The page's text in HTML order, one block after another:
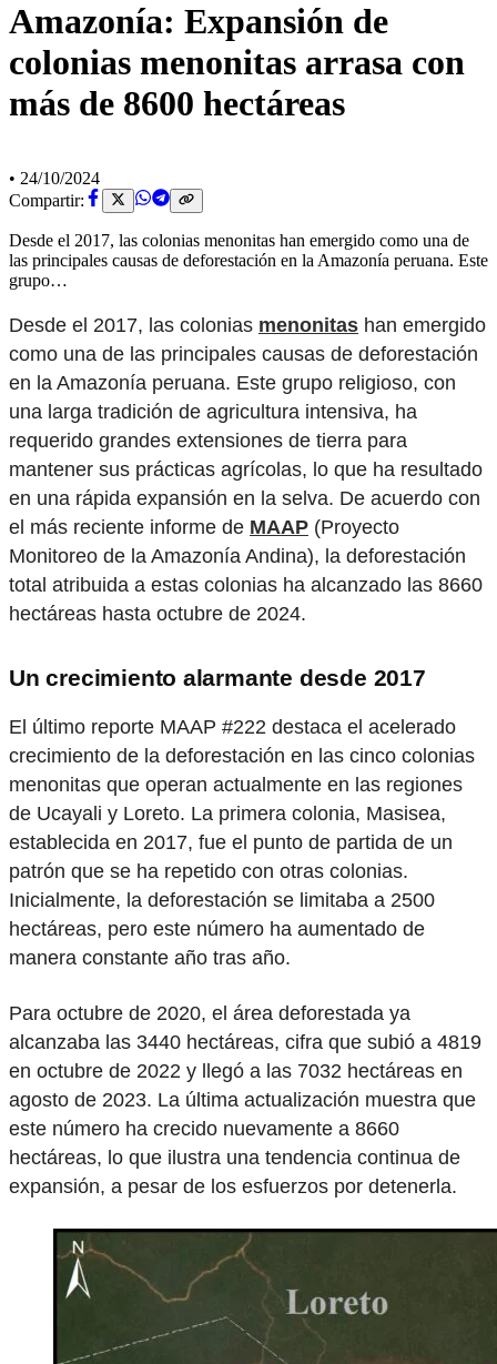
Amazonía: Expansión de
colonias menonitas arrasa con
más de 8600 hectáreas
• 24/10/2024
Compartir:
Desde el 2017, las colonias menonitas han emergido como una de
las principales causas de deforestación en la Amazonía peruana. Este
grupo…
Desde el 2017, las colonias menonitas han emergido
como una de las principales causas de deforestación
en la Amazonía peruana. Este grupo religioso, con
una larga tradición de agricultura intensiva, ha
requerido grandes extensiones de tierra para
mantener sus prácticas agrícolas, lo que ha resultado
en una rápida expansión en la selva. De acuerdo con
el más reciente informe de MAAP (Proyecto
Monitoreo de la Amazonía Andina), la deforestación
total atribuida a estas colonias ha alcanzado las 8660
hectáreas hasta octubre de 2024.
Un crecimiento alarmante desde 2017
El último reporte MAAP #222 destaca el acelerado
crecimiento de la deforestación en las cinco colonias
menonitas que operan actualmente en las regiones
de Ucayali y Loreto. La primera colonia, Masisea,
establecida en 2017, fue el punto de partida de un
patrón que se ha repetido con otras colonias.
Inicialmente, la deforestación se limitaba a 2500
hectáreas, pero este número ha aumentado de
manera constante año tras año.
Para octubre de 2020, el área deforestada ya
alcanzaba las 3440 hectáreas, cifra que subió a 4819
en octubre de 2022 y llegó a las 7032 hectáreas en
agosto de 2023. La última actualización muestra que
este número ha crecido nuevamente a 8660
hectáreas, lo que ilustra una tendencia continua de
expansión, a pesar de los esfuerzos por detenerla.